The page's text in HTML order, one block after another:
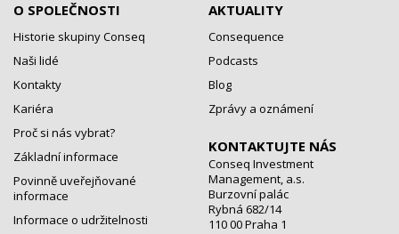
O SPOLEČNOSTI
Historie skupiny Conseq
Naši lidé
Kontakty
Kariéra
Proč si nás vybrat?
Základní informace
Povinně uveřejňované
informace
Informace o udržitelnosti
AKTUALITY
Consequence
Podcasts
Blog
Zprávy a oznámení
KONTAKTUJTE NÁS
Conseq Investment
Management, a.s.
Burzovní palác
Rybná 682/14
110 00 Praha 1